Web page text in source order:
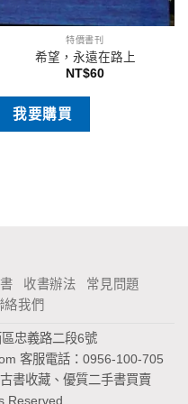
特價書刊
希望，永遠在路上
NT$60
我要購買
收書辦法
常見問題
絡我們
忠義路二段6號
客服電話：0956-100-705
書收藏、優質二手書買賣
Reserved.